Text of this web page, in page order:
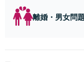
離婚・男女問題